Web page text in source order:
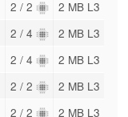
2 / 2 2 MB L3
2 / 4 2 MB L3
2 / 4 2 MB L3
2 / 2 2 MB L3
2 / 2 2 MB L3